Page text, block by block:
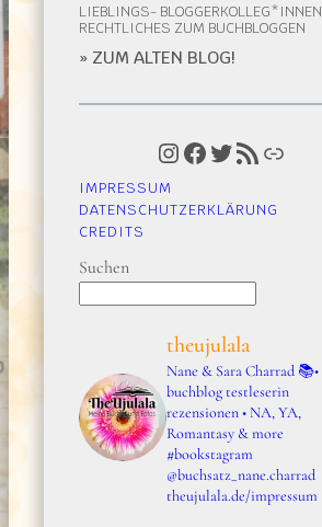
LIEBLINGS- BLOGGERKOLLEG*INNEN
RECHTLICHES ZUM BUCHBLOGGEN
» ZUM ALTEN BLOG!
Instagram Facebook Twitter RSS-Feed Link
IMPRESSUM
DATENSCHUTZERKLÄRUNG
CREDITS
Suchen
theujulala
Nane & Sara Charrad 📚•
buchblog testleserin
rezensionen • NA, YA,
Romantasy & more
#bookstagram
@buchsatz_nane.charrad
theujulala.de/impressum